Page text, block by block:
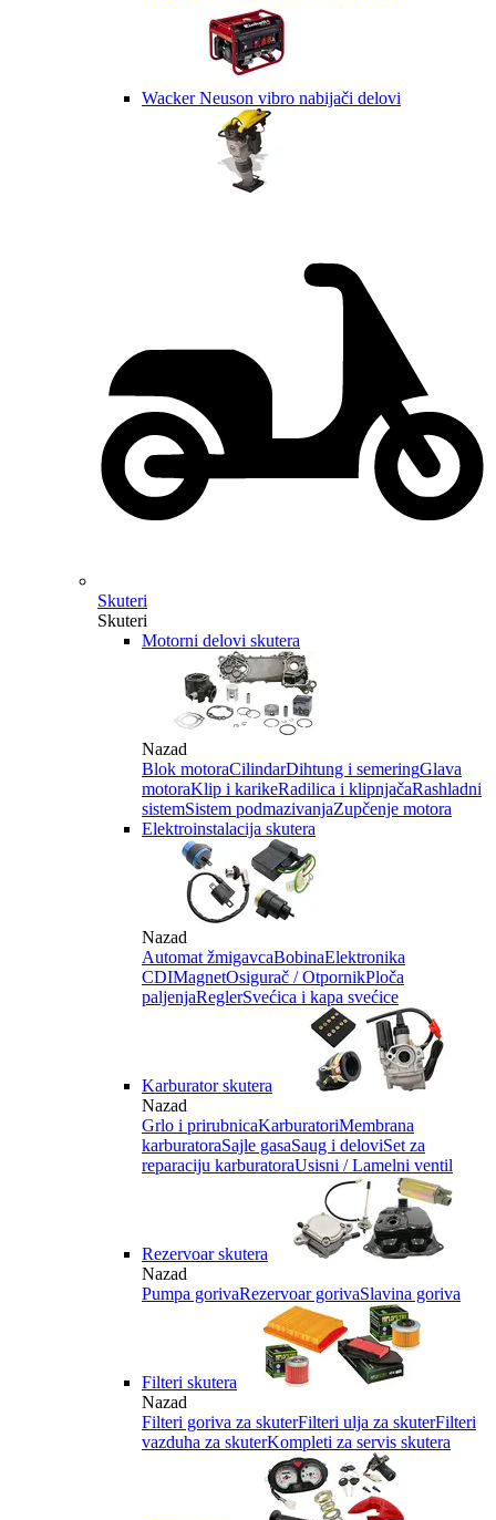
Wacker Neuson vibro nabijači delovi
Skuteri
Skuteri
Motorni delovi skutera
Nazad
Blok motoraCilindarDihtung i semeringGlava
motoraKlip i karikeRadilica i klipnjačaRashladni
sistemSistem podmazivanjaZupčenje motora
Elektroinstalacija skutera
Nazad
Automat žmigavcaBobinaElektronika
CDIMagnetOsigurač / OtpornikPloča
paljenjaReglerSvećica i kapa svećice
Karburator skutera
Nazad
Grlo i prirubnicaKarburatoriMembrana
karburatoraSajle gasaSaug i deloviSet za
reparaciju karburatoraUsisni / Lamelni ventil
Rezervoar skutera
Nazad
Pumpa gorivaRezervoar gorivaSlavina goriva
Filteri skutera
Nazad
Filteri goriva za skuterFilteri ulja za skuterFilteri
vazduha za skuterKompleti za servis skutera